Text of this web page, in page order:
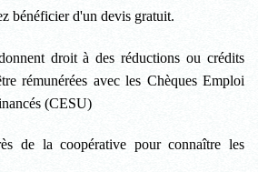
bénéficier d'un devis gratuit.
droit à des réductions ou crédits
rémunérées avec les Chèques Emploi
(CESU)
de la coopérative pour connaître les